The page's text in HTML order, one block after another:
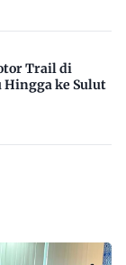
Trail di
ke Sulut